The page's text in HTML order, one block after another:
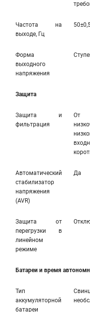
Частота на
выходе, Гц
Форма
выходного
напряжения
Защита
Защита и
фильтрация
От
Автоматический
стабилизатор
напряжения
(AVR)
Да
Защита от
перегрузки в
линейном
режиме
Батареи и время
Тип
аккумуляторной
батареи